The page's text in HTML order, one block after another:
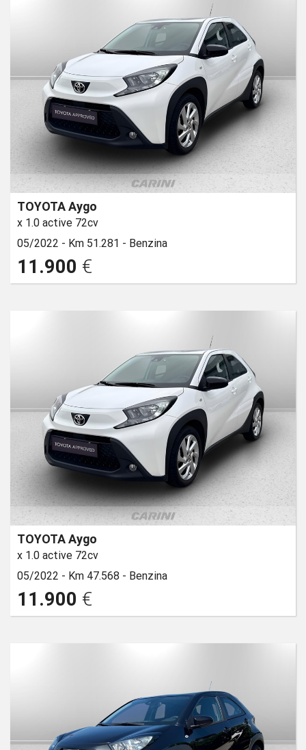
TOYOTA Aygo
x 1.0 active 72cv
05/2022 - Km 51.281 - Benzina
11.900 €
TOYOTA Aygo
x 1.0 active 72cv
05/2022 - Km 47.568 - Benzina
11.900 €